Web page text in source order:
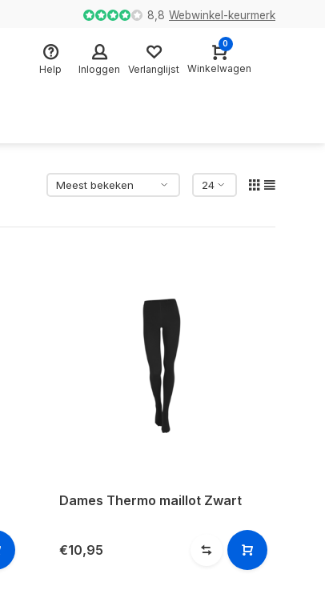
8,8 Webwinkel-keurmerk
Help Inloggen Verlanglijst
0
Winkelwagen
Dames Thermo maillot Zwart
€10,95